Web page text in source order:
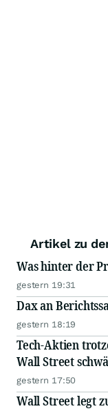
Artikel zu
Was hinter der
gestern 19:31
Dax an
gestern 18:19
Tech-Aktien
Wall Street
gestern 17:50
Wall Street legt